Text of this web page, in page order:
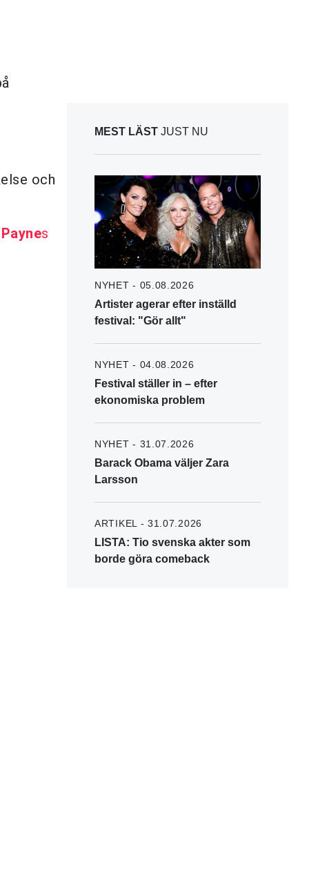
och
s
MEST LÄST JUST NU
NYHET - 05.08.2026
Artister agerar efter inställd
festival: "Gör allt"
NYHET - 04.08.2026
Festival ställer in – efter
ekonomiska problem
NYHET - 31.07.2026
Barack Obama väljer Zara
Larsson
ARTIKEL - 31.07.2026
LISTA: Tio svenska akter som
borde göra comeback